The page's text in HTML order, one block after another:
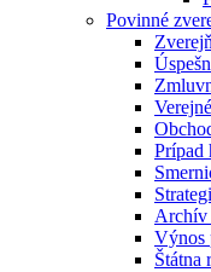
Povinné
Prípad
Archív
Výnos
Štátna